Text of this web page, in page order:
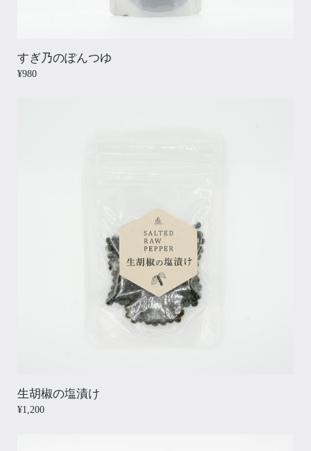
すぎ乃のぽんつゆ
¥980
生胡椒の塩漬け
¥1,200